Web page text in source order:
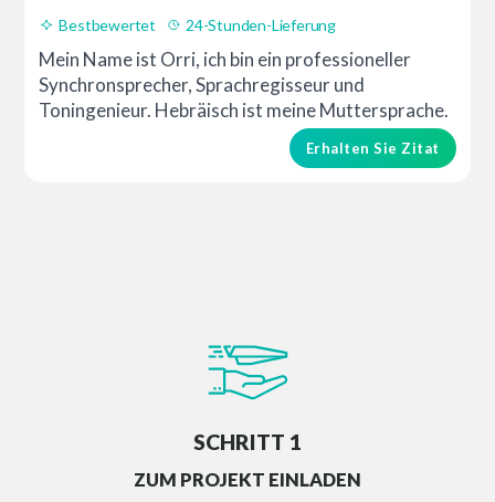
Bestbewertet 24-Stunden-Lieferung
Mein Name ist Orri, ich bin ein professioneller
Synchronsprecher, Sprachregisseur und
Toningenieur. Hebräisch ist meine Muttersprache.
Erhalten Sie Zitat
SCHRITT 1
ZUM PROJEKT EINLADEN